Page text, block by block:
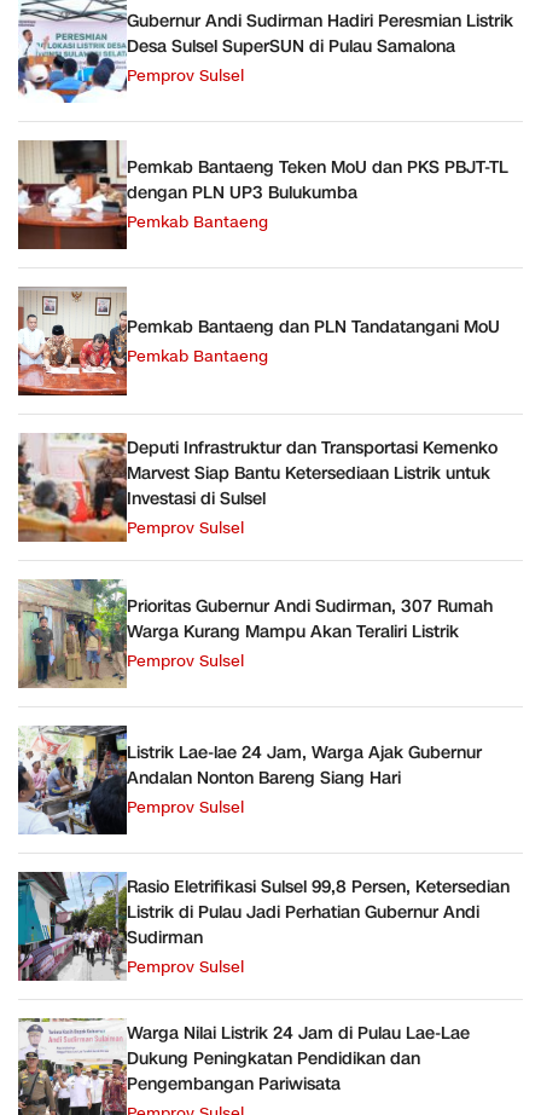
Gubernur Andi Sudirman Hadiri Peresmian Listrik
Desa Sulsel SuperSUN di Pulau Samalona
Pemprov Sulsel
Pemkab Bantaeng Teken MoU dan PKS PBJT-TL
dengan PLN UP3 Bulukumba
Pemkab Bantaeng
Pemkab Bantaeng dan PLN Tandatangani MoU
Pemkab Bantaeng
Deputi Infrastruktur dan Transportasi Kemenko
Marvest Siap Bantu Ketersediaan Listrik untuk
Investasi di Sulsel
Pemprov Sulsel
Prioritas Gubernur Andi Sudirman, 307 Rumah
Warga Kurang Mampu Akan Teraliri Listrik
Pemprov Sulsel
Listrik Lae-lae 24 Jam, Warga Ajak Gubernur
Andalan Nonton Bareng Siang Hari
Pemprov Sulsel
Rasio Eletrifikasi Sulsel 99,8 Persen, Ketersedian
Listrik di Pulau Jadi Perhatian Gubernur Andi
Sudirman
Pemprov Sulsel
Warga Nilai Listrik 24 Jam di Pulau Lae-Lae
Dukung Peningkatan Pendidikan dan
Pengembangan Pariwisata